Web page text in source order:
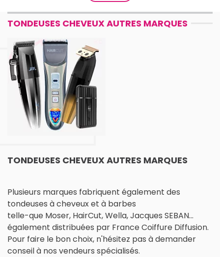
TONDEUSES CHEVEUX AUTRES MARQUES
TONDEUSES CHEVEUX AUTRES MARQUES
Plusieurs marques fabriquent également des
tondeuses à cheveux et à barbes
telle-que Moser, HairCut, Wella, Jacques SEBAN...
également distribuées par France Coiffure Diffusion.
Pour faire le bon choix, n'hésitez pas à demander
conseil à nos vendeurs spécialisés.